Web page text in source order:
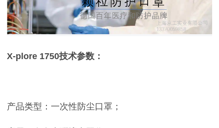
X-plore 1750技术参数：
产品类型：一次性防尘口罩；